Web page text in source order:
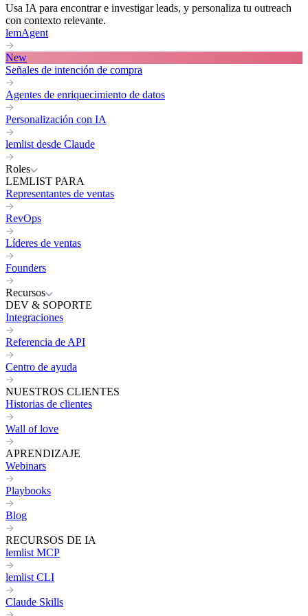
Usa IA para encontrar e investigar leads, y personaliza tu outreach
con contexto relevante.
lemAgent
New
Señales de intención de compra
Agentes de enriquecimiento de datos
Personalización con IA
lemlist desde Claude
Roles
LEMLIST PARA
Representantes de ventas
RevOps
Líderes de ventas
Founders
Recursos
DEV & SOPORTE
Integraciones
Referencia de API
Centro de ayuda
NUESTROS CLIENTES
Historias de clientes
Wall of love
APRENDIZAJE
Webinars
Playbooks
Blog
RECURSOS DE IA
lemlist MCP
lemlist CLI
Claude Skills